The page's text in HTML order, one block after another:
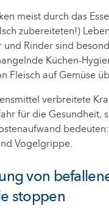
meist durch das
zubereiteten!)
und Rinder sind
Küchen-
Fleisch auf Gemüse
verbreitete
für die Gesundheit,
Vogelgrippe.
von
stoppen